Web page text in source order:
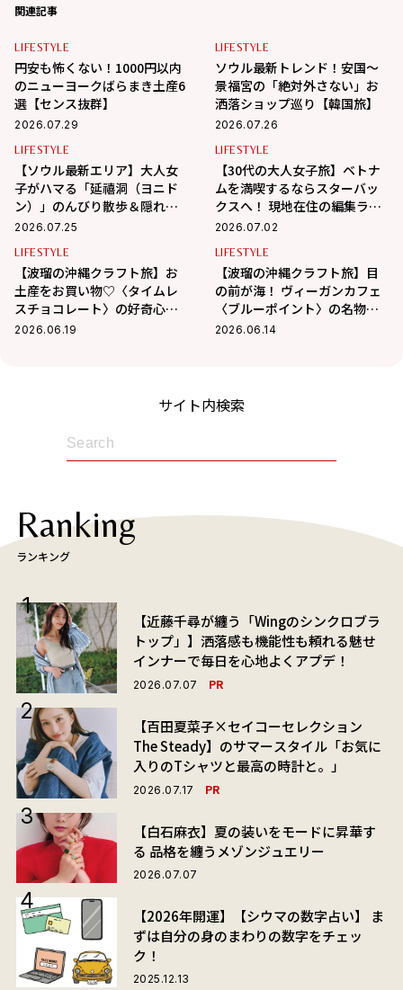
関連記事
LIFESTYLE
円安も怖くない！1000円以内
のニューヨークばらまき土産6
選【センス抜群】
2026.07.29
LIFESTYLE
ソウル最新トレンド！安国〜
景福宮の「絶対外さない」お
洒落ショップ巡り【韓国旅】
2026.07.26
LIFESTYLE
【ソウル最新エリア】大人女
子がハマる「延禧洞（ヨニド
ン）」のんびり散歩＆隠れ家
カフェ巡り
2026.07.25
LIFESTYLE
【30代の大人女子旅】ベトナ
ムを満喫するならスターバッ
クスへ！ 現地在住の編集ライ
ター相馬の海外生活 in ベトナ
2026.07.02
LIFESTYLE
【波瑠の沖縄クラフト旅】お
土産をお買い物♡〈タイムレ
スチョコレート〉の好奇心を
刺激するチョコに夢中！
2026.06.19
LIFESTYLE
【波瑠の沖縄クラフト旅】目
の前が海！ ヴィーガンカフェ
〈ブルーポイント〉の名物フ
ァラフェルサンドが絶品
2026.06.14
サイト内検索
Ranking
ランキング
【近藤千尋が纏う「Wingのシンクロブラ
トップ」】洒落感も機能性も頼れる魅せ
インナーで毎日を心地よくアプデ！
2026.07.07 PR
【百田夏菜子×セイコーセレクション
The Steady】のサマースタイル「お気に
入りのTシャツと最高の時計と。」
2026.07.17 PR
【白石麻衣】夏の装いをモードに昇華す
る 品格を纏うメゾンジュエリー
2026.07.07
【2026年開運】【シウマの数字占い】 ま
ずは自分の身のまわりの数字をチェッ
ク！
2025.12.13